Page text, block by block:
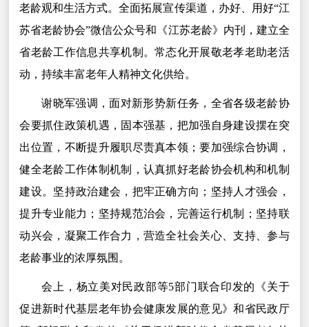
老龄观和生活方式。全面拓展宣传渠道，办好、用好“江
苏省老龄协会”微信公众号和《江苏老龄》内刊，建立全
省老龄工作信息共享机制。常态化开展敬老孝老助老活
动，持续丰富老年人精神文化供给。
谢晓军强调，面对新形势新任务，全省各级老龄协
会要抓住政策机遇，固本强基，把加强自身建设摆在突
出位置，不断提升履职尽责真本领；要加强综合协调，
健全老龄工作体制机制，认真抓好老龄协会机构和机制
建设。坚持政治建会，把牢正确方向；坚持人才强会，
提升专业能力；坚持规范治会，完善运行机制；坚持联
动兴会，凝聚工作合力，营造全社会关心、支持、参与
老龄事业的浓厚氛围。
会上，杨立美对民政部等5部门联合印发的《关于
促进新时代基层老年协会健康发展的意见》和省民政厅